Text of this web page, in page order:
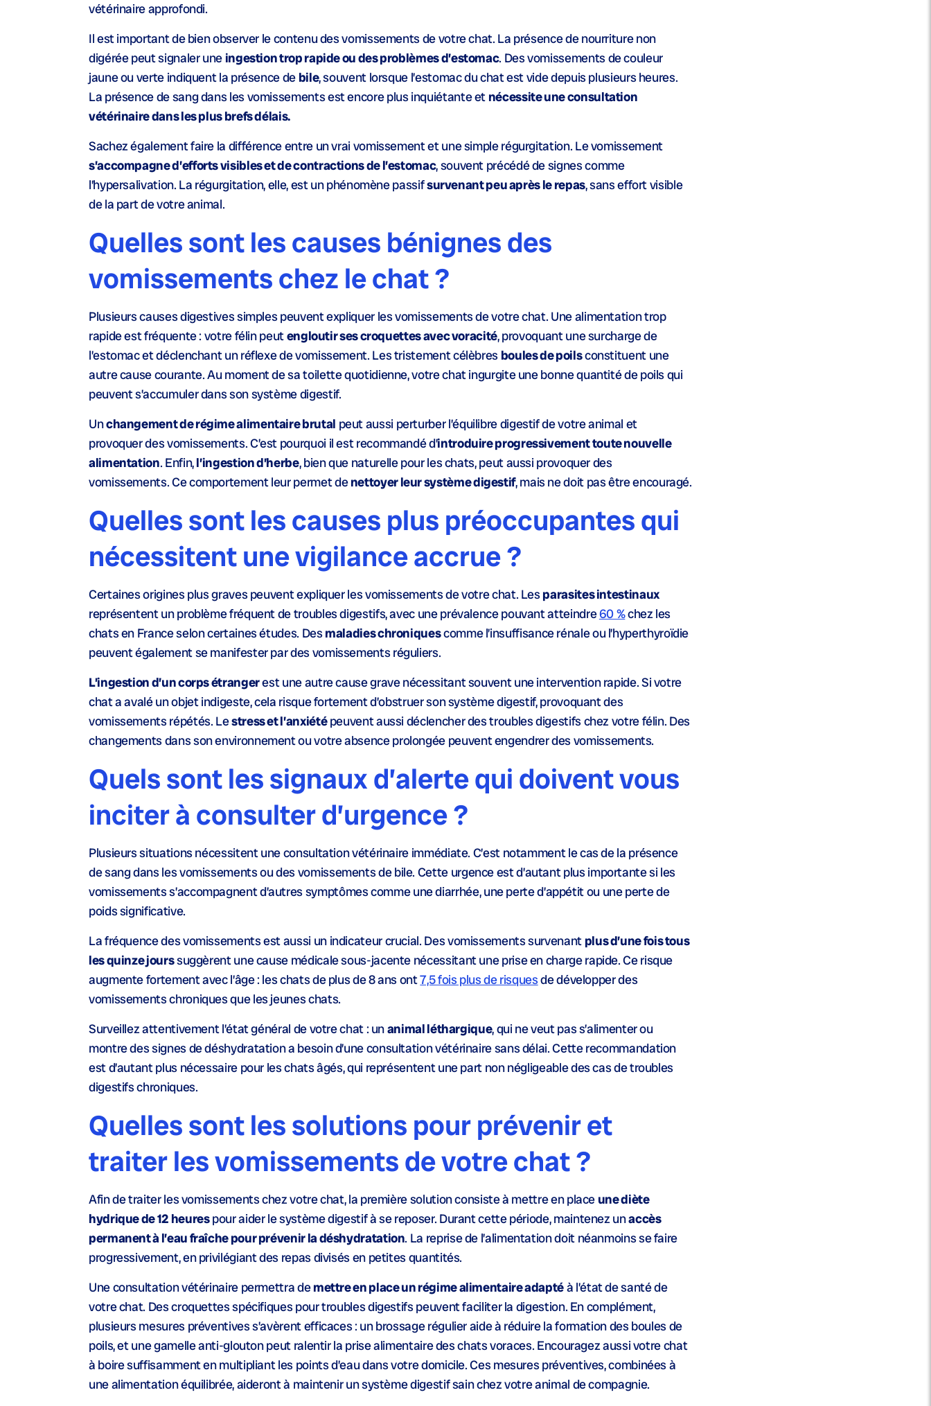
vétérinaire approfondi.
Il est important de bien observer le contenu des vomissements de votre chat. La présence de nourriture non
digérée peut signaler une ingestion trop rapide ou des problèmes d’estomac. Des vomissements de couleur
jaune ou verte indiquent la présence de bile, souvent lorsque l’estomac du chat est vide depuis plusieurs heures.
La présence de sang dans les vomissements est encore plus inquiétante et nécessite une consultation
vétérinaire dans les plus brefs délais.
Sachez également faire la différence entre un vrai vomissement et une simple régurgitation. Le vomissement
s’accompagne d’efforts visibles et de contractions de l’estomac, souvent précédé de signes comme
l’hypersalivation. La régurgitation, elle, est un phénomène passifsurvenant peu après le repas, sans effort visible
de la part de votre animal.
Quelles sont les causes bénignes des
vomissements chez le chat ?
Plusieurs causes digestives simples peuvent expliquer les vomissements de votre chat. Une alimentation trop
rapide est fréquente : votre félin peutengloutir ses croquettes avec voracité, provoquant une surcharge de
l’estomac et déclenchant un réflexe de vomissement. Les tristement célèbres boules de poilsconstituent une
autre cause courante. Au moment de sa toilette quotidienne, votre chat ingurgite une bonne quantité de poils qui
peuvent s’accumuler dans son système digestif.
Unchangement de régime alimentaire brutal peut aussi perturber l’équilibre digestif de votre animal et
provoquer des vomissements. C’est pourquoi il est recommandé d’introduire progressivement toute nouvelle
alimentation. Enfin,l’ingestion d’herbe, bien que naturelle pour les chats, peut aussi provoquer des
vomissements. Ce comportement leur permet denettoyer leur système digestif, mais ne doit pas être encouragé.
Quelles sont les causes plus préoccupantes qui
nécessitent une vigilance accrue ?
Certaines origines plus graves peuvent expliquer les vomissements de votre chat. Lesparasites intestinaux
représentent un problème fréquent de troubles digestifs, avec une prévalence pouvant atteindre60 %chez les
chats en France selon certaines études. Desmaladies chroniquescomme l’insuffisance rénale ou l’hyperthyroïdie
peuvent également se manifester par des vomissements réguliers.
L’ingestion d’un corps étrangerest une autre cause grave nécessitant souvent une intervention rapide. Si votre
chat a avalé un objet indigeste, cela risque fortement d’obstruer son système digestif, provoquant des
vomissements répétés. Lestress et l’anxiétépeuvent aussi déclencher des troubles digestifs chez votre félin. Des
changements dans son environnement ou votre absence prolongée peuvent engendrer des vomissements.
Quels sont les signaux d’alerte qui doivent vous
inciter à consulter d’urgence ?
Plusieurs situations nécessitent une consultation vétérinaire immédiate. C’est notamment le cas de la présence
de sang dans les vomissements ou des vomissements de bile. Cette urgence est d’autant plus importante si les
vomissements s’accompagnent d’autres symptômes comme une diarrhée, une perte d’appétit ou une perte de
poids significative.
La fréquence des vomissements est aussi un indicateur crucial. Des vomissements survenant plus d’une fois tous
les quinze jourssuggèrent une cause médicale sous-jacente nécessitant une prise en charge rapide. Ce risque
augmente fortement avec l’âge : les chats de plus de 8 ans ont7,5 fois plus de risquesde développer des
vomissements chroniques que les jeunes chats.
Surveillez attentivement l’état général de votre chat : unanimal léthargique, qui ne veut pas s’alimenter ou
montre des signes de déshydratation a besoin d’une consultation vétérinaire sans délai. Cette recommandation
est d’autant plus nécessaire pour les chats âgés, qui représentent une part non négligeable des cas de troubles
digestifs chroniques.
Quelles sont les solutions pour prévenir et
traiter les vomissements de votre chat ?
Afin de traiter les vomissements chez votre chat, la première solution consiste à mettre en place une diète
hydrique de 12 heurespour aider le système digestif à se reposer. Durant cette période, maintenez unaccès
permanent à l’eau fraîche pour prévenir la déshydratation. La reprise de l’alimentation doit néanmoins se faire
progressivement, en privilégiant des repas divisés en petites quantités.
Une consultation vétérinaire permettra demettre en place un régime alimentaire adaptéà l’état de santé de
votre chat. Des croquettes spécifiques pour troubles digestifs peuvent faciliter la digestion. En complément,
plusieurs mesures préventives s’avèrent efficaces : un brossage régulier aide à réduire la formation des boules de
poils, et une gamelle anti-glouton peut ralentir la prise alimentaire des chats voraces. Encouragez aussi votre chat
à boire suffisamment en multipliant les points d’eau dans votre domicile. Ces mesures préventives, combinées à
une alimentation équilibrée, aideront à maintenir un système digestif sain chez votre animal de compagnie.